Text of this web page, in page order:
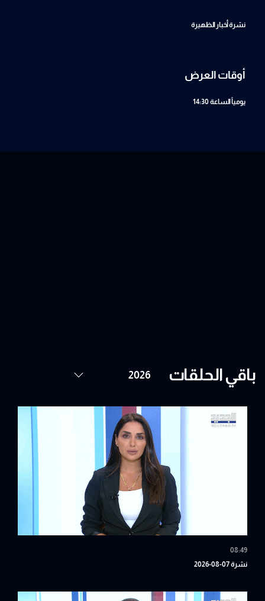
نشرة أخبار الظهيرة
أوقات العرض
يومياًالساعة 14:30
باقي الحلقات
08:49
نشرة 07-08-2026